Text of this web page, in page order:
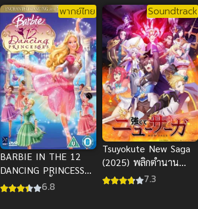
พากย์ไทย
BARBIE IN THE 12
DANCING PRINCESSES
(2006) บาร์บี้ ใน 12
6.8
Soundtrack
Tsuyokute New Saga
(2025) พลิกตำนาน
วีรชน นิวซาก้า
7.3